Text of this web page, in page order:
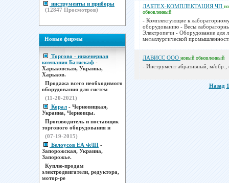
инструменты и приборы
(12847 Просмотров)
Новые фирмы
Торгово - инженерная
компания Батискаф -
Харьковская, Украина,
Харьков.
Продажа всего необходимого
оборудования для систем
(11-20-2021)
Корал - Черновицкая,
Украина, Черновцы.
Производитель и поставщик
торгового оборудования н
(07-19-2015)
Белоусов ЕА ФЛП -
Запорожская, Украина,
Запорожье.
Куплю-продам
электродвигатели, редуктора,
мотор-ре
ЛАБТЕХ-КОМПЛЕКТАЦИЯ ЧП
обновленный
- Комплектующие к
оборудованию - Весы
Электропечи - Оборудование для
металлургической
ЛАВИСС ООО новый обновленный
- Инструмент абразивный, м/обр.,
Назад 1